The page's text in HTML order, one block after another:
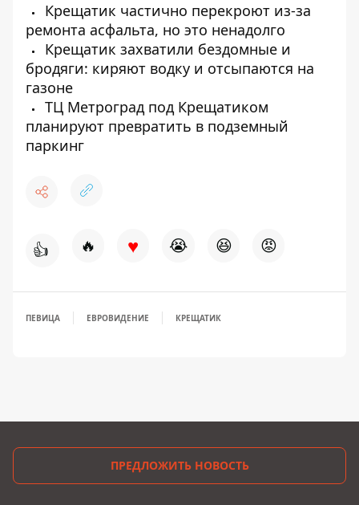
Крещатик частично перекроют из-за
ремонта асфальта, но это ненадолго
Крещатик захватили бездомные и
бродяги: киряют водку и отсыпаются на
газоне
ТЦ Метроград под Крещатиком
планируют превратить в подземный
паркинг
👍 🔥 ♥ 😭 😆 😡
ПЕВИЦА ЕВРОВИДЕНИЕ КРЕЩАТИК
ПРЕДЛОЖИТЬ НОВОСТЬ